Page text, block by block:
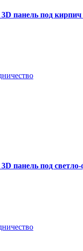
панель под
панель под